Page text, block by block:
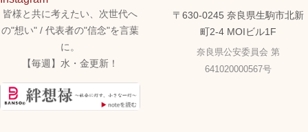
皆様と共に考えたい、次世代へ
の"想い" / 代表者の"信念"を言葉
に。
【毎週】水・金更新！
〒630-0245 奈良県生駒市北新
町2-4 MOIビル1F
奈良県公安委員会 第
641020000567号